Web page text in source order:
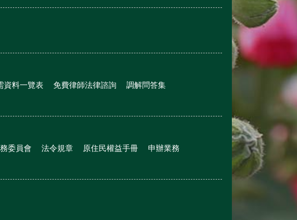
資料一覽表 免費律師法律諮詢 調解問答集
委員會 法令規章 原住民權益手冊 申辦業務